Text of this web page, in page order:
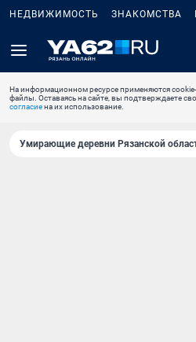
НЕДВИЖИМОСТЬ ЗНАКОМСТВА
На информационном ресурсе применяются cookie-
файлы. Оставаясь на сайте, вы подтверждаете
согласиена их использование.
Умирающие деревни Рязанской